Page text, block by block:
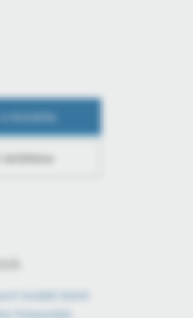
a kosárba
letöltése
tovább bővíti
Központját